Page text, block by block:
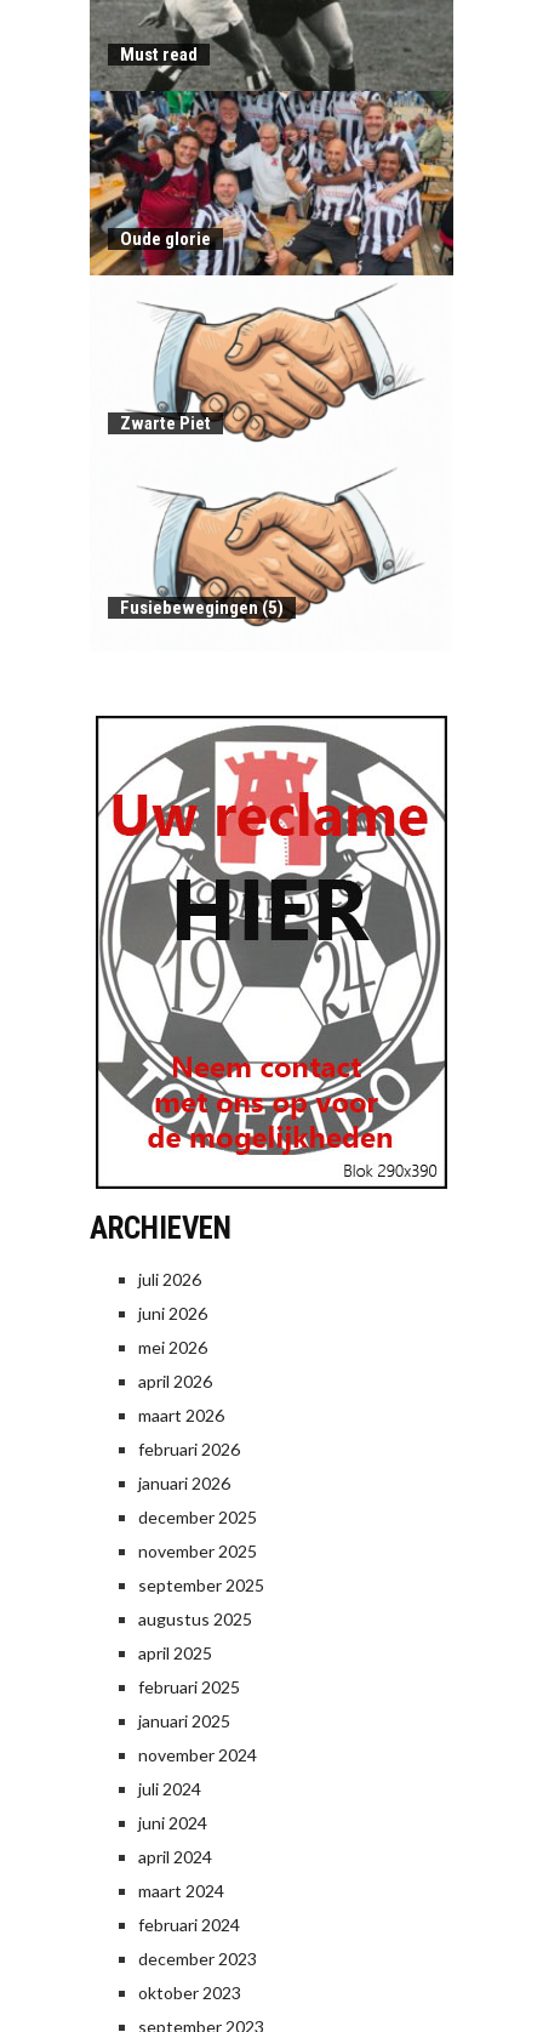
Must read
Oude glorie
Zwarte Piet
Fusiebewegingen (5)
ARCHIEVEN
juli 2026
juni 2026
mei 2026
april 2026
maart 2026
februari 2026
januari 2026
december 2025
november 2025
september 2025
augustus 2025
april 2025
februari 2025
januari 2025
november 2024
juli 2024
juni 2024
april 2024
maart 2024
februari 2024
december 2023
oktober 2023
september 2023